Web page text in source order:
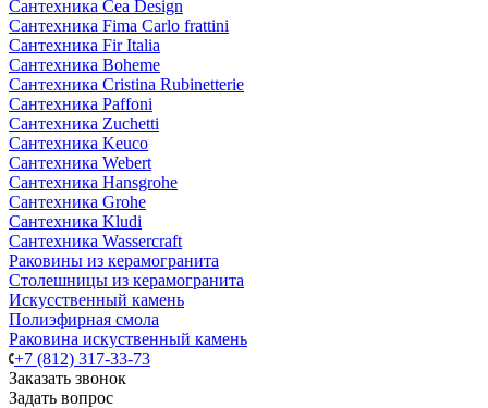
Сантехника Cea Design
Сантехника Fima Carlo frattini
Сантехника Fir Italia
Сантехника Boheme
Сантехника Cristina Rubinetterie
Сантехника Paffoni
Сантехника Zuchetti
Сантехника Keuco
Сантехника Webert
Сантехника Hansgrohe
Сантехника Grohe
Сантехника Kludi
Сантехника Wassercraft
Раковины из керамогранита
Столешницы из керамогранита
Искусственный камень
Полиэфирная смола
Раковина искуственный камень
+7 (812) 317-33-73
Заказать звонок
Задать вопрос